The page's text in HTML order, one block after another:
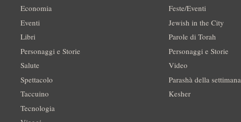
Economia
Eventi
Libri
Personaggi e Storie
Salute
Spettacolo
Taccuino
Tecnologia
Feste/Eventi
Jewish in the City
Parole di Torah
Personaggi e Storie
Video
Parashà della settimana
Kesher